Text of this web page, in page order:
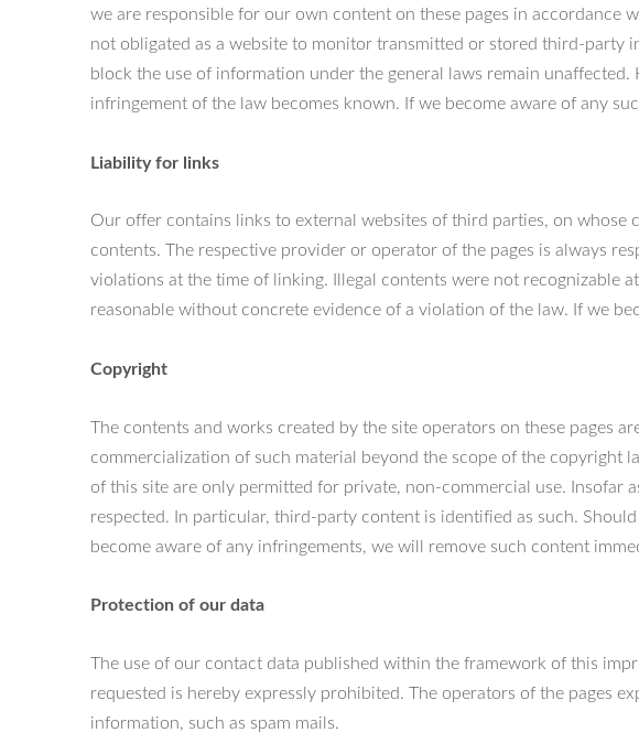
we are responsible for our own content on these pages in accordance
not obligated as a website to monitor transmitted or stored third-
block the use of information under the general laws remain
infringement of the law becomes known. If we become aware of any
Liability for links
Our offer contains links to external websites of third parties, on
contents. The respective provider or operator of the pages is always
violations at the time of linking. Illegal contents were not recognizable
reasonable without concrete evidence of a violation of the law. If we
Copyright
The contents and works created by the site operators on these pages
commercialization of such material beyond the scope of the
of this site are only permitted for private, non-commercial use.
respected. In particular, third-party content is identified as such.
become aware of any infringements, we will remove such content
Protection of our data
The use of our contact data published within the framework of this
requested is hereby expressly prohibited. The operators of the pages
information, such as spam mails.